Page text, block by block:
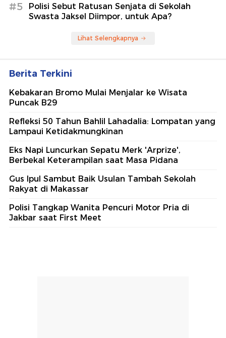
#5
Polisi Sebut Ratusan Senjata di Sekolah
Swasta Jaksel Diimpor, untuk Apa?
Lihat Selengkapnya
Berita Terkini
Kebakaran Bromo Mulai Menjalar ke Wisata
Puncak B29
Refleksi 50 Tahun Bahlil Lahadalia: Lompatan yang
Lampaui Ketidakmungkinan
Eks Napi Luncurkan Sepatu Merk 'Arprize',
Berbekal Keterampilan saat Masa Pidana
Gus Ipul Sambut Baik Usulan Tambah Sekolah
Rakyat di Makassar
Polisi Tangkap Wanita Pencuri Motor Pria di
Jakbar saat First Meet